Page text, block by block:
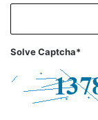
Solve Captcha*